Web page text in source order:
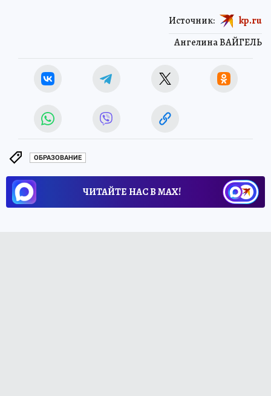
Ангелина ВАЙГЕЛЬ
Источник: kp.ru
ОБРАЗОВАНИЕ
ЧИТАЙТЕ НАС В МАХ!